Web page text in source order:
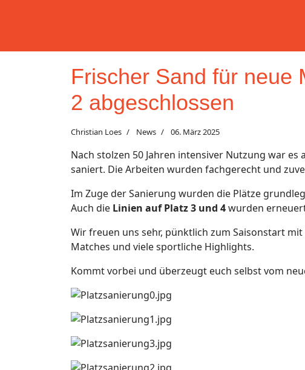
Frischer Sand für neue
2 abgeschlossen
Christian Loes News 06. März 2025
Nach stolzen 50 Jahren intensiver Nutzung war
saniert. Die Arbeiten wurden fachgerecht und
Im Zuge der Sanierung wurden die Plätze
Auch die Linien auf Platz 3 und 4wurden
Wir freuen uns sehr, pünktlich zum Saisonstart mit
Matches und viele sportliche Highlights.
Kommt vorbei und überzeugt euch selbst vom